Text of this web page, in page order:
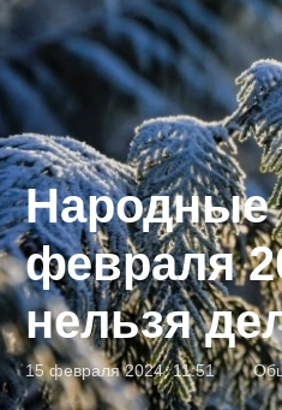
Народные
февраля
нельзя
15 февраля 2024, 11:51